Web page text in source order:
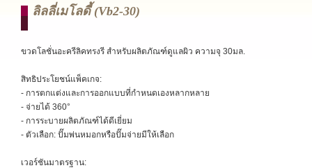
ลิลลี่เมโลดี้ (vb2-30)
ขวดโลชั่นอะครีลิคทรงรี สำหรับผลิตภัณฑ์ดูแลผิว ความจุ 30มล.
สิทธิประโยชน์แพ็คเกจ:
- การตกแต่งและการออกแบบที่กำหนดเองหลากหลาย
- จ่ายได้ 360°
- การระบายผลิตภัณฑ์ได้ดีเยี่ยม
- ตัวเลือก: ปั๊มพ่นหมอกหรือปั๊มจ่ายมีให้เลือก
เวอร์ชันมาตรฐาน: